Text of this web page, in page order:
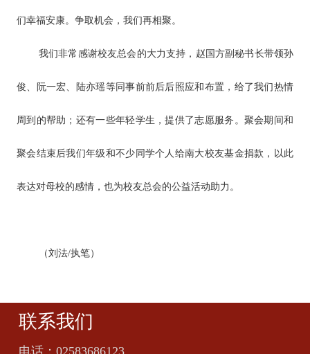
们幸福安康。争取机会，我们再相聚。
我们非常感谢校友总会的大力支持，赵国方副秘书长带领孙
俊、阮一宏、陆亦瑶等同事前前后后照应和布置，给了我们热情
周到的帮助；还有一些年轻学生，提供了志愿服务。聚会期间和
聚会结束后我们年级和不少同学个人给南大校友基金捐款，以此
表达对母校的感情，也为校友总会的公益活动助力。
（刘法/执笔）
联系我们